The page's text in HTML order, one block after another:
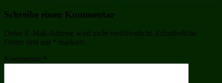
Schreibe einen Kommentar
Deine E-Mail-Adresse wird nicht veröffentlicht. Erforderliche
Felder sind mit * markiert
Kommentar *